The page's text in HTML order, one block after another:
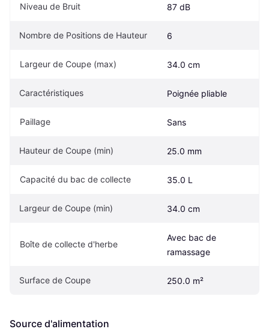
Niveau de Bruit 87 dB
Nombre de Positions de Hauteur 6
Largeur de Coupe (max) 34.0 cm
Caractéristiques Poignée pliable
Paillage Sans
Hauteur de Coupe (min) 25.0 mm
Capacité du bac de collecte 35.0 L
Largeur de Coupe (min) 34.0 cm
Boîte de collecte d'herbe
Avec bac de
ramassage
Surface de Coupe 250.0 m²
Source d'alimentation